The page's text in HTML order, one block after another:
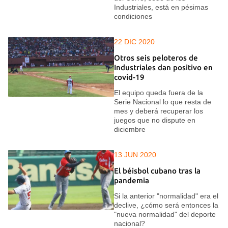
Industriales, está en pésimas
condiciones
22 DIC 2020
Otros seis peloteros de
Industriales dan positivo en
covid-19
El equipo queda fuera de la
Serie Nacional lo que resta de
mes y deberá recuperar los
juegos que no dispute en
diciembre
13 JUN 2020
El béisbol cubano tras la
pandemia
Si la anterior "normalidad" era el
declive, ¿cómo será entonces la
"nueva normalidad" del deporte
nacional?